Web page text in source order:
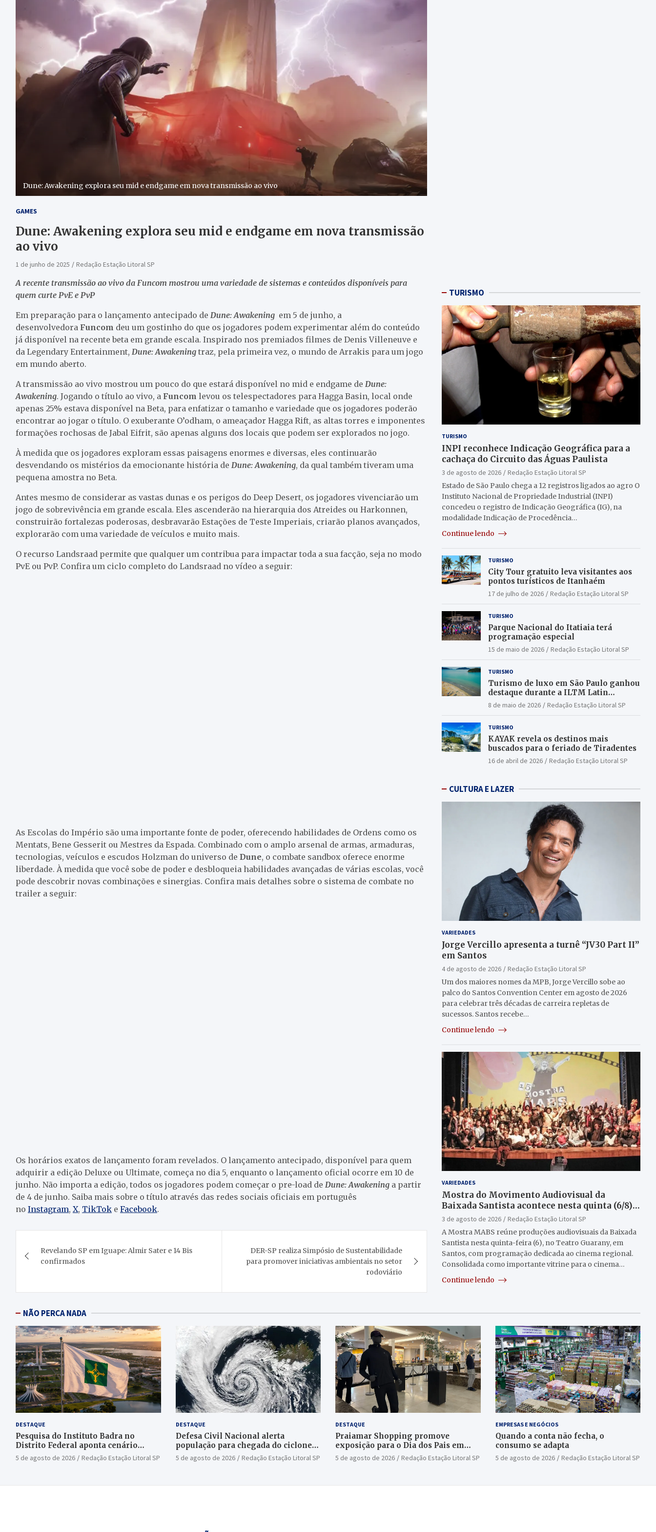
Dune: Awakening explora seu mid e endgame em nova transmissão ao vivo
GAMES
Dune: Awakening explora seu mid e endgame em nova transmissão
ao vivo
1 de junho de 2025 Redação Estação Litoral SP
A recente transmissão ao vivo da Funcom mostrou uma variedade de sistemas e conteúdos disponíveis para
quem curte PvE e PvP
Em preparação para o lançamento antecipado de Dune: Awakening em 5 de junho, a
desenvolvedora Funcom deu um gostinho do que os jogadores podem experimentar além do conteúdo
já disponível na recente beta em grande escala. Inspirado nos premiados filmes de Denis Villeneuve e
da Legendary Entertainment, Dune: Awakening traz, pela primeira vez, o mundo de Arrakis para um jogo
em mundo aberto.
A transmissão ao vivo mostrou um pouco do que estará disponível no mid e endgame de Dune:
Awakening. Jogando o título ao vivo, a Funcom levou os telespectadores para Hagga Basin, local onde
apenas 25% estava disponível na Beta, para enfatizar o tamanho e variedade que os jogadores poderão
encontrar ao jogar o título. O exuberante O’odham, o ameaçador Hagga Rift, as altas torres e imponentes
formações rochosas de Jabal Eifrit, são apenas alguns dos locais que podem ser explorados no jogo.
À medida que os jogadores exploram essas paisagens enormes e diversas, eles continuarão
desvendando os mistérios da emocionante história de Dune: Awakening, da qual também tiveram uma
pequena amostra no Beta.
Antes mesmo de considerar as vastas dunas e os perigos do Deep Desert, os jogadores vivenciarão um
jogo de sobrevivência em grande escala. Eles ascenderão na hierarquia dos Atreides ou Harkonnen,
construirão fortalezas poderosas, desbravarão Estações de Teste Imperiais, criarão planos avançados,
explorarão com uma variedade de veículos e muito mais.
O recurso Landsraad permite que qualquer um contribua para impactar toda a sua facção, seja no modo
PvE ou PvP. Confira um ciclo completo do Landsraad no vídeo a seguir:
As Escolas do Império são uma importante fonte de poder, oferecendo habilidades de Ordens como os
Mentats, Bene Gesserit ou Mestres da Espada. Combinado com o amplo arsenal de armas, armaduras,
tecnologias, veículos e escudos Holzman do universo de Dune, o combate sandbox oferece enorme
liberdade. À medida que você sobe de poder e desbloqueia habilidades avançadas de várias escolas, você
pode descobrir novas combinações e sinergias. Confira mais detalhes sobre o sistema de combate no
trailer a seguir:
Os horários exatos de lançamento foram revelados. O lançamento antecipado, disponível para quem
adquirir a edição Deluxe ou Ultimate, começa no dia 5, enquanto o lançamento oficial ocorre em 10 de
junho. Não importa a edição, todos os jogadores podem começar o pre-load de Dune: Awakening a partir
de 4 de junho. Saiba mais sobre o título através das redes sociais oficiais em português
no Instagram, X, TikTok e Facebook.
de
Revelando SP em Iguape: Almir Sater e 14 Bis
confirmados
DER-SP realiza Simpósio de Sustentabilidade
para promover iniciativas ambientais no setor
rodoviário
TURISMO
TURISMO
INPI reconhece Indicação Geográfica para a
cachaça do Circuito das Águas Paulista
3 de agosto de 2026
Redação Estação Litoral SP
Estado de São Paulo chega a 12 registros ligados ao agro O
Instituto Nacional de Propriedade Industrial (INPI)
concedeu o registro de Indicação Geográfica (IG), na
modalidade Indicação de Procedência…
Continue lendo
TURISMO
City Tour gratuito leva visitantes aos
pontos turísticos de Itanhaém
17 de julho de 2026 Redação Estação Litoral SP
TURISMO
Parque Nacional do Itatiaia terá
programação especial
15 de maio de 2026 Redação Estação Litoral SP
TURISMO
Turismo de luxo em São Paulo ganhou
destaque durante a ILTM Latin
America 2026
8 de maio de 2026 Redação Estação Litoral SP
TURISMO
KAYAK revela os destinos mais
buscados para o feriado de Tiradentes
16 de abril de 2026 Redação Estação Litoral SP
CULTURA E LAZER
VARIEDADES
Jorge Vercillo apresenta a turnê “JV30 Part II”
em Santos
4 de agosto de 2026
Redação Estação Litoral SP
Um dos maiores nomes da MPB, Jorge Vercillo sobe ao
palco do Santos Convention Center em agosto de 2026
para celebrar três décadas de carreira repletas de
sucessos. Santos recebe…
Continue lendo
VARIEDADES
Mostra do Movimento Audiovisual da
Baixada Santista acontece nesta quinta (6/8)
no Teatro Guarany
3 de agosto de 2026
Redação Estação Litoral SP
A Mostra MABS reúne produções audiovisuais da Baixada
Santista nesta quinta-feira (6), no Teatro Guarany, em
Santos, com programação dedicada ao cinema regional.
Consolidada como importante vitrine para o cinema…
Continue lendo
NÃO PERCA NADA
DESTAQUE
Pesquisa do Instituto Badra no
Distrito Federal aponta cenário
aberto para o Senado
5 de agosto de 2026 Redação Estação Litoral SP
DESTAQUE
Defesa Civil Nacional alerta
população para chegada do ciclone
bomba
5 de agosto de 2026 Redação Estação Litoral SP
DESTAQUE
Praiamar Shopping promove
exposição para o Dia dos Pais em
Santos
5 de agosto de 2026 Redação Estação Litoral SP
EMPRESAS E NEGÓCIOS
Quando a conta não fecha, o
consumo se adapta
5 de agosto de 2026 Redação Estação Litoral SP